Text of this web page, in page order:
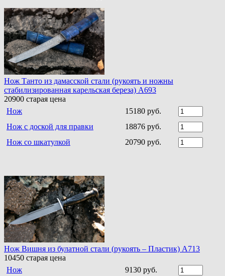
Нож Танто из дамасской стали (рукоять и ножны
стабилизированная карельская береза) A693
20900 старая цена
Нож
15180 руб.
Нож с доской для правки
18876 руб.
Нож со шкатулкой
20790 руб.
Нож Вишня из булатной стали (рукоять – Пластик) A713
10450 старая цена
Нож
9130 руб.